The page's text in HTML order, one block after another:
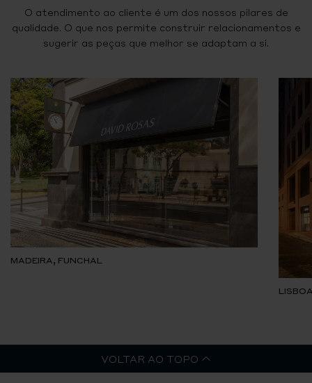
O atendimento ao cliente é um dos nossos pilares de
qualidade. O que nos permite construir relacionamentos e
sugerir as peças que melhor se adaptam a si.
MADEIRA, FUNCHAL
VOLTAR AO TOPO